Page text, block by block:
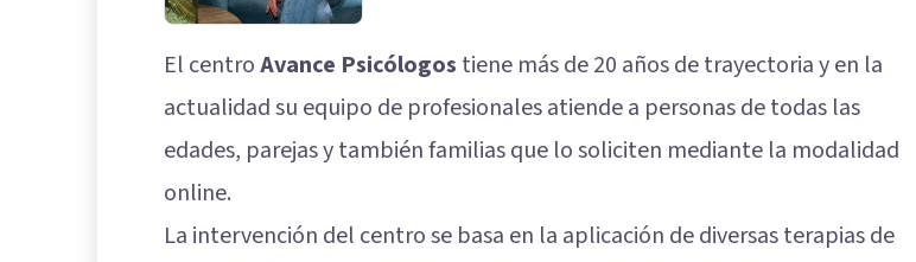
El centroAvance Psicólogos tiene más de 20 años de trayectoria y en la
actualidad su equipo de profesionales atiende a personas de todas las
edades, parejas y también familias que lo soliciten mediante la modalidad
online.
La intervención del centro se basa en la aplicación de diversas terapias de